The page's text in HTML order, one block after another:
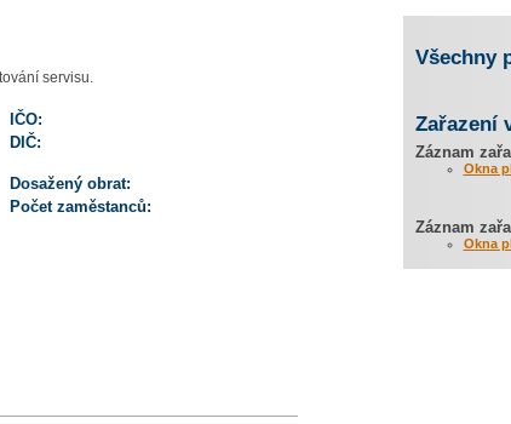
servisu.
IČO:
DIČ:
Dosažený obrat:
Počet zaměstanců:
Všechny
Zařazení
Záznam
Okna
Záznam
Okna